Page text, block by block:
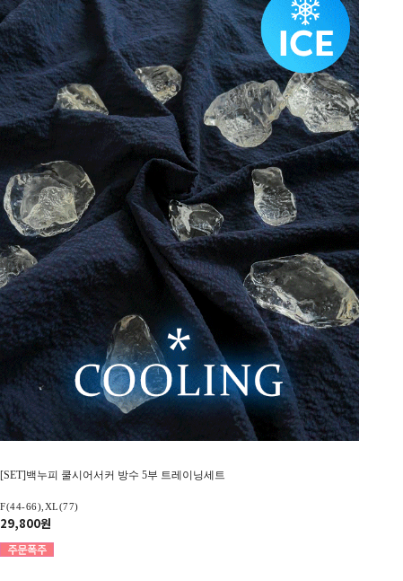
[SET]백누피 쿨시어서커 방수 5부 트레이닝세트
F(44-66),XL(77)
29,800원